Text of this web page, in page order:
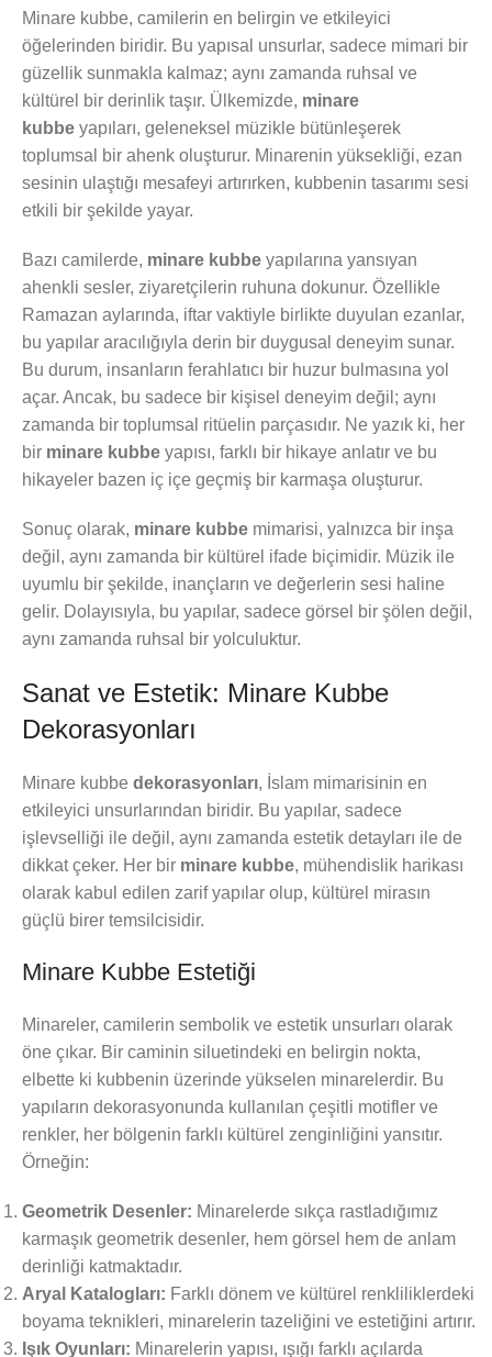
Minare kubbe, camilerin en belirgin ve etkileyici
öğelerinden biridir. Bu yapısal unsurlar, sadece mimari bir
güzellik sunmakla kalmaz; aynı zamanda ruhsal ve
kültürel bir derinlik taşır. Ülkemizde, minare
kubbe yapıları, geleneksel müzikle bütünleşerek
toplumsal bir ahenk oluşturur. Minarenin yüksekliği, ezan
sesinin ulaştığı mesafeyi artırırken, kubbenin tasarımı sesi
etkili bir şekilde yayar.
Bazı camilerde, minare kubbe yapılarına yansıyan
ahenkli sesler, ziyaretçilerin ruhuna dokunur. Özellikle
Ramazan aylarında, iftar vaktiyle birlikte duyulan ezanlar,
bu yapılar aracılığıyla derin bir duygusal deneyim sunar.
Bu durum, insanların ferahlatıcı bir huzur bulmasına yol
açar. Ancak, bu sadece bir kişisel deneyim değil; aynı
zamanda bir toplumsal ritüelin parçasıdır. Ne yazık ki, her
bir minare kubbe yapısı, farklı bir hikaye anlatır ve bu
hikayeler bazen iç içe geçmiş bir karmaşa oluşturur.
Sonuç olarak, minare kubbe mimarisi, yalnızca bir inşa
değil, aynı zamanda bir kültürel ifade biçimidir. Müzik ile
uyumlu bir şekilde, inançların ve değerlerin sesi haline
gelir. Dolayısıyla, bu yapılar, sadece görsel bir şölen değil,
aynı zamanda ruhsal bir yolculuktur.
Sanat ve Estetik: Minare Kubbe
Dekorasyonları
Minare kubbe dekorasyonları, İslam mimarisinin en
etkileyici unsurlarından biridir. Bu yapılar, sadece
işlevselliği ile değil, aynı zamanda estetik detayları ile de
dikkat çeker. Her bir minare kubbe, mühendislik harikası
olarak kabul edilen zarif yapılar olup, kültürel mirasın
güçlü birer temsilcisidir.
Minare Kubbe Estetiği
Minareler, camilerin sembolik ve estetik unsurları olarak
öne çıkar. Bir caminin siluetindeki en belirgin nokta,
elbette ki kubbenin üzerinde yükselen minarelerdir. Bu
yapıların dekorasyonunda kullanılan çeşitli motifler ve
renkler, her bölgenin farklı kültürel zenginliğini yansıtır.
Örneğin:
Geometrik Desenler: Minarelerde sıkça rastladığımız
karmaşık geometrik desenler, hem görsel hem de anlam
derinliği katmaktadır.
Aryal Katalogları: Farklı dönem ve kültürel renkliliklerdeki
boyama teknikleri, minarelerin tazeliğini ve estetiğini artırır.
Işık Oyunları: Minarelerin yapısı, ışığı farklı açılarda